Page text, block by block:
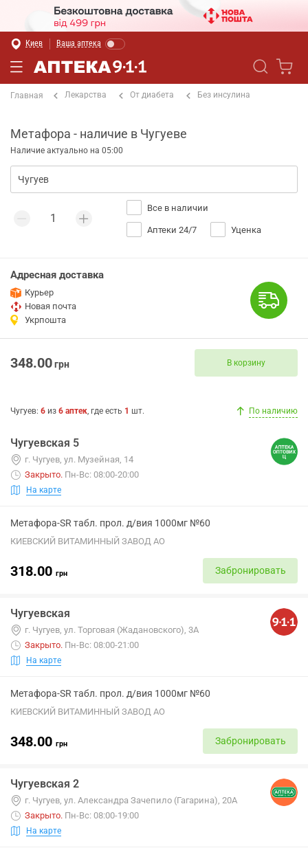
Киев Ваша аптека
Главная Лекарства От диабета Без инсулина
Метафора - наличие в Чугуеве
Наличие актуально на 05:00
Все в наличии
Аптеки 24/7 Уценка
Адресная доставка
Курьер
Новая почта
Укрпошта
348.00грн В корзину
Чугуев: 6 из 6 аптек, где есть 1 шт. По наличию
Чугуевская 5
г. Чугуев, ул. Музейная, 14
Закрыто. Пн-Вс: 08:00-20:00
На карте
Метафора-SR табл. прол. д/вия 1000мг №60
КИЕВСКИЙ ВИТАМИННЫЙ ЗАВОД АО
318.00 грн Забронировать
Чугуевская
г. Чугуев, ул. Торговая (Жадановского), 3А
Закрыто. Пн-Вс: 08:00-21:00
На карте
Метафора-SR табл. прол. д/вия 1000мг №60
КИЕВСКИЙ ВИТАМИННЫЙ ЗАВОД АО
348.00 грн Забронировать
Чугуевская 2
г. Чугуев, ул. Александра Зачепило (Гагарина), 20А
Закрыто. Пн-Вс: 08:00-19:00
На карте